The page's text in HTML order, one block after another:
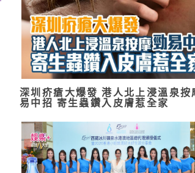
深圳疥瘡大爆發 港人北上浸溫泉按
易中招 寄生蟲鑽入皮膚惹全家